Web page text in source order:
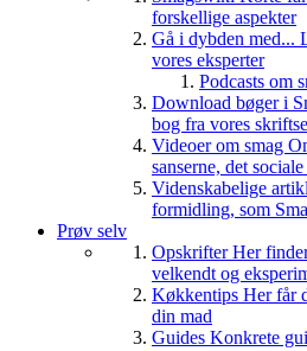
forskellige aspekter
Gå i dybden med...
vores eksperter
Podcasts om
Download bøger i
bog fra vores
Videoer om smag
sanserne, det
Videnskabelige
formidling, som
Prøv selv
OpskrifterHer
velkendt og
Køkkentips Her får
din mad
Guides Konkrete